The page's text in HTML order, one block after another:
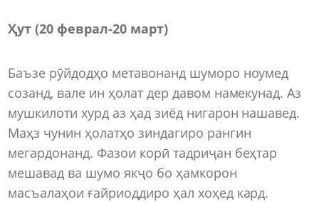
Ҳут (20 феврал-20 март)
Баъзе рӯйдодҳо метавонанд шуморо ноумед
созанд, вале ин ҳолат дер давом намекунад. Аз
мушкилоти хурд аз ҳад зиёд нигарон нашавед.
Маҳз чунин ҳолатҳо зиндагиро рангин
мегардонанд. Фазои корӣ тадриҷан беҳтар
мешавад ва шумо якҷо бо ҳамкорон
масъалаҳои ғайриоддиро ҳал хоҳед кард.